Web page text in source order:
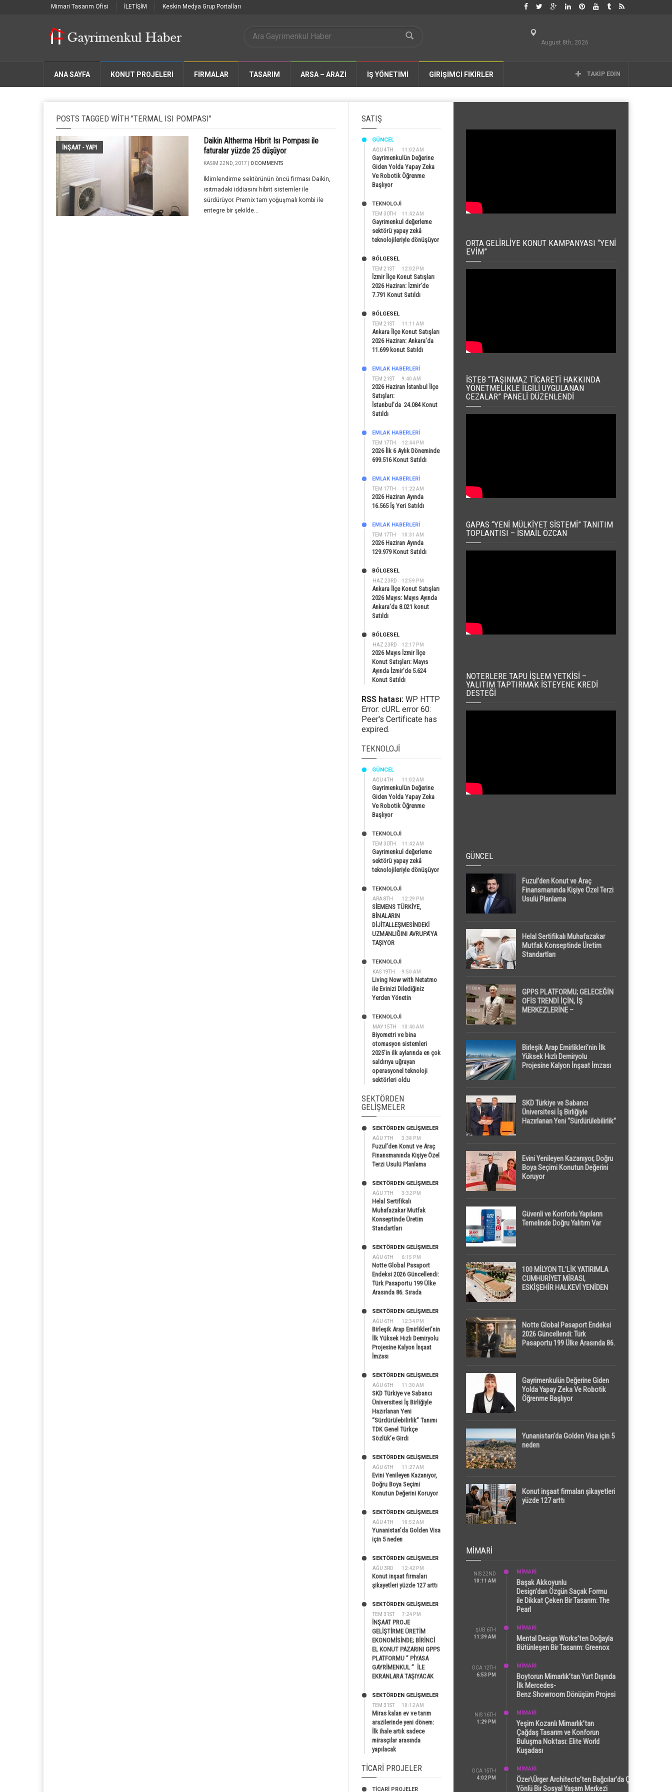
Mimari Tasarım Ofisi İLETİŞİM Keskin Medya Grup Portalları
August 8th, 2026
ANA SAYFA KONUT PROJELERİ FIRMALAR TASARIM ARSA – ARAZİ İŞ YÖNETİMİ GİRİŞİMCİ FİKİRLER TAKIP EDIN
POSTS TAGGED WITH "TERMAL ISI POMPASI"
İNŞAAT - YAPI
Daikin Altherma Hibrit Isı Pompası ile
faturalar yüzde 25 düşüyor
KASIM 22ND, 2017 | 0 COMMENTS
İklimlendirme sektörünün öncü firması Daikin,
ısıtmadaki iddiasını hibrit sistemler ile
sürdürüyor. Premix tam yoğuşmalı kombi ile
entegre bir şekilde...
SATIŞ
AĞU 4TH 11:02 AM
GÜNCEL
Gayrimenkulün Değerine
Giden Yolda Yapay Zeka
Ve Robotik Öğrenme
Başlıyor
TEM 30TH 11:42 AM
TEKNOLOJİ
Gayrimenkul değerleme
sektörü yapay zekâ
teknolojileriyle dönüşüyor
TEM 21ST 12:02 PM
BÖLGESEL
İzmir İlçe Konut Satışları
2026 Haziran: İzmir’de
7.791 Konut Satıldı
TEM 21ST 11:11 AM
BÖLGESEL
Ankara İlçe Konut Satışları
2026 Haziran: Ankara’da
11.699 konut Satıldı
TEM 21ST 9:40 AM
EMLAK HABERLERI
2026 Haziran İstanbul İlçe
Satışları:
İstanbul’da 24.084 Konut
Satıldı
TEM 17TH 12:44 PM
EMLAK HABERLERI
2026 İlk 6 Aylık Döneminde
699.516 Konut Satıldı
TEM 17TH 11:22 AM
EMLAK HABERLERI
2026 Haziran Ayında
16.565 İş Yeri Satıldı
TEM 17TH 10:31 AM
EMLAK HABERLERI
2026 Haziran Ayında
129.979 Konut Satıldı
HAZ 23RD 12:59 PM
BÖLGESEL
Ankara İlçe Konut Satışları
2026 Mayıs: Mayıs Ayında
Ankara’da 8.021 konut
Satıldı
HAZ 23RD 12:17 PM
BÖLGESEL
2026 Mayıs İzmir İlçe
Konut Satışları: Mayıs
Ayında İzmir’de 5.624
Konut Satıldı
RSS hatası: WP HTTP
Error: cURL error 60:
Peer's Certificate has
expired.
TEKNOLOJI
AĞU 4TH 11:02 AM
GÜNCEL
Gayrimenkulün Değerine
Giden Yolda Yapay Zeka
Ve Robotik Öğrenme
Başlıyor
TEM 30TH 11:42 AM
TEKNOLOJİ
Gayrimenkul değerleme
sektörü yapay zekâ
teknolojileriyle dönüşüyor
ARA 8TH 12:29 PM
TEKNOLOJİ
SİEMENS TÜRKİYE,
BİNALARIN
DİJİTALLEŞMESİNDEKİ
UZMANLIĞINI AVRUPA’YA
TAŞIYOR
KAS 19TH 9:50 AM
TEKNOLOJİ
Living Now with Netatmo
ile Evinizi Dilediğiniz
Yerden Yönetin
MAY 15TH 10:40 AM
TEKNOLOJİ
Biyometri ve bina
otomasyon sistemleri
2025’in ilk aylarında en çok
saldırıya uğrayan
operasyonel teknoloji
sektörleri oldu
SEKTÖRDEN
GELIŞMELER
AĞU 7TH 3:38 PM
SEKTÖRDEN GELIŞMELER
Fuzul’den Konut ve Araç
Finansmanında Kişiye Özel
Terzi Usulü Planlama
AĞU 7TH 3:32 PM
SEKTÖRDEN GELIŞMELER
Helal Sertifikalı
Muhafazakar Mutfak
Konseptinde Üretim
Standartları
AĞU 6TH 6:15 PM
SEKTÖRDEN GELIŞMELER
Notte Global Pasaport
Endeksi 2026 Güncellendi:
Türk Pasaportu 199 Ülke
Arasında 86. Sırada
AĞU 6TH 12:34 PM
SEKTÖRDEN GELIŞMELER
Birleşik Arap Emirlikleri’nin
İlk Yüksek Hızlı Demiryolu
Projesine Kalyon İnşaat
İmzası
AĞU 6TH 11:30 AM
SEKTÖRDEN GELIŞMELER
SKD Türkiye ve Sabancı
Üniversitesi İş Birliğiyle
Hazırlanan Yeni
“Sürdürülebilirlik” Tanımı
TDK Genel Türkçe
Sözlük’e Girdi
AĞU 6TH 11:27 AM
SEKTÖRDEN GELIŞMELER
Evini Yenileyen Kazanıyor,
Doğru Boya Seçimi
Konutun Değerini Koruyor
AĞU 4TH 10:52 AM
SEKTÖRDEN GELIŞMELER
Yunanistan’da Golden Visa
için 5 neden
AĞU 3RD 12:42 PM
SEKTÖRDEN GELIŞMELER
Konut inşaat firmaları
şikayetleri yüzde 127 arttı
TEM 31ST 7:24 PM
SEKTÖRDEN GELIŞMELER
İNŞAAT PROJE
GELİŞTİRME ÜRETİM
EKONOMİSİNDE; BİRİNCİ
EL KONUT PAZARINI GPPS
PLATFORMU ” PİYASA
GAYRİMENKUL ” İLE
EKRANLARA TAŞIYACAK
TEM 31ST 10:12 AM
SEKTÖRDEN GELIŞMELER
Miras kalan ev ve tarım
arazilerinde yeni dönem:
İlk ihale artık sadece
mirasçılar arasında
yapılacak
TICARI PROJELER
TİCARİ PROJELER
ORTA GELIRLIYE KONUT KAMPANYASI “YENI
EVIM”
İSTEB “TAŞINMAZ TICARETI HAKKINDA
YÖNETMELIKLE İLGILI UYGULANAN
CEZALAR” PANELI DÜZENLENDI
GAPAS “YENI MÜLKIYET SISTEMI” TANITIM
TOPLANTISI – İSMAIL ÖZCAN
NOTERLERE TAPU İŞLEM YETKISI –
YALITIM TAPTIRMAK İSTEYENE KREDI
DESTEĞI
GÜNCEL
Fuzul’den Konut ve Araç
Finansmanında Kişiye Özel Terzi
Usulü Planlama
Helal Sertifikalı Muhafazakar
Mutfak Konseptinde Üretim
Standartları
GPPS PLATFORMU; GELECEĞİN
OFİS TRENDİ İÇİN, İŞ
MERKEZLERİNE –
Birleşik Arap Emirlikleri’nin İlk
Yüksek Hızlı Demiryolu
Projesine Kalyon İnşaat İmzası
SKD Türkiye ve Sabancı
Üniversitesi İş Birliğiyle
Hazırlanan Yeni “Sürdürülebilirlik”
Evini Yenileyen Kazanıyor, Doğru
Boya Seçimi Konutun Değerini
Koruyor
Güvenli ve Konforlu Yapıların
Temelinde Doğru Yalıtım Var
100 MİLYON TL’LİK YATIRIMLA
CUMHURİYET MİRASI,
ESKİŞEHİR HALKEVİ YENİDEN
Notte Global Pasaport Endeksi
2026 Güncellendi: Türk
Pasaportu 199 Ülke Arasında 86.
Gayrimenkulün Değerine Giden
Yolda Yapay Zeka Ve Robotik
Öğrenme Başlıyor
Yunanistan’da Golden Visa için 5
neden
Konut inşaat firmaları şikayetleri
yüzde 127 arttı
MIMARI
NIS 22ND
10:11 AM
MİMARİ
Başak Akkoyunlu
Design’dan Özgün Saçak Formu
ile Dikkat Çeken Bir Tasarım: The
Pearl
ŞUB 6TH
11:39 AM
MİMARİ
Mental Design Works’ten Doğayla
Bütünleşen Bir Tasarım: Greenox
OCA 12TH
6:53 PM
MİMARİ
Boytorun Mimarlık’tan Yurt Dışında
İlk Mercedes-
Benz Showroom Dönüşüm Projesi
NIS 16TH
1:29 PM
MİMARİ
Yeşim Kozanlı Mimarlık’tan
Çağdaş Tasarım ve Konforun
Buluşma Noktası: Elite World
Kuşadası
OCA 15TH
4:02 PM
MİMARİ
Özer\Ürger Architects’ten Bağcılar’da Çok
Yönlü Bir Sosyal Yaşam Merkezi